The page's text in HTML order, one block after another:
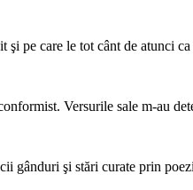
pe care le tot cânt de atunci
Versurile sale m-au
gânduri şi stări curate prin